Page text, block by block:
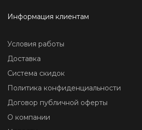
Информация клиентам
Условия работы
Доставка
Система скидок
Политика конфиденциальности
Договор публичной оферты
О компании